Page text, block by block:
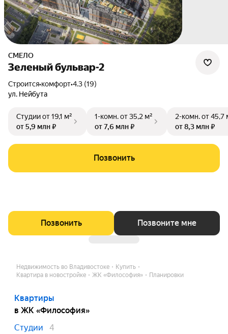
СМЕЛО
Зеленый бульвар-2
Строится•комфорт•4.3 (19)
ул. Нейбута
Студииот 19,1 м²
от 5,9 млн ₽
1-комн.от 35,2 м²
от 7,6 млн ₽
2-комн.от 45,7
от 8,3 млн ₽
Позвонить
Позвонить Позвоните мне
Недвижимость во Владивостоке
Купить
Квартира в новостройке
ЖК «Философия» Планировки
Квартиры
в ЖК «Философия»
Студии
4